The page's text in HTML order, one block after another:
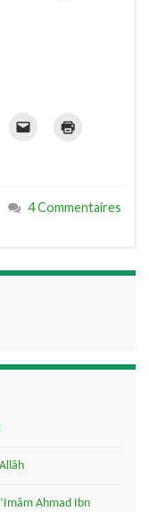
4 Commentaires
Ahmad Ibn